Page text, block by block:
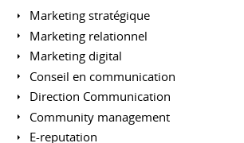
Marketing stratégique
Marketing relationnel
Marketing digital
Conseil en communication
Direction Communication
Community management
E-reputation